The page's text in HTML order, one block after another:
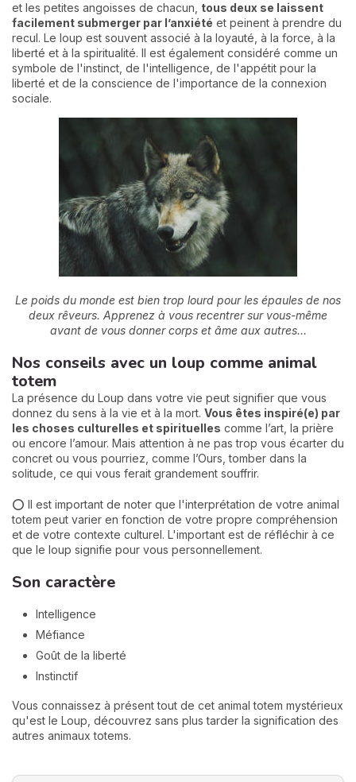
et les petites angoisses de chacun, tous deux se laissent
facilement submerger par l’anxiété et peinent à prendre du
recul. Le loup est souvent associé à la loyauté, à la force, à la
liberté et à la spiritualité. Il est également considéré comme un
symbole de l'instinct, de l'intelligence, de l'appétit pour la
liberté et de la conscience de l'importance de la connexion
sociale.
Le poids du monde est bien trop lourd pour les épaules de nos
deux rêveurs. Apprenez à vous recentrer sur vous-même
avant de vous donner corps et âme aux autres…
Nos conseils avec un loup comme animal
totem
La présence du Loup dans votre vie peut signifier que vous
donnez du sens à la vie et à la mort. Vous êtes inspiré(e) par
les choses culturelles et spirituelles comme l’art, la prière
ou encore l’amour. Mais attention à ne pas trop vous écarter du
concret ou vous pourriez, comme l’Ours, tomber dans la
solitude, ce qui vous ferait grandement souffrir.
⭕ Il est important de noter que l'interprétation de votre animal
totem peut varier en fonction de votre propre compréhension
et de votre contexte culturel. L'important est de réfléchir à ce
que le loup signifie pour vous personnellement.
Son caractère
Intelligence
Méfiance
Goût de la liberté
Instinctif
Vous connaissez à présent tout de cet animal totem mystérieux
qu'est le Loup, découvrez sans plus tarder la signification des
autres animaux totems.